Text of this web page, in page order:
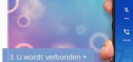
3. U wordt verbonden +